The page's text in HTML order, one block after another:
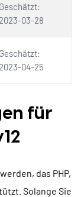
Geschätzt:
2023-03-28
Geschätzt:
2023-04-25
für
das PHP,
Solange Sie